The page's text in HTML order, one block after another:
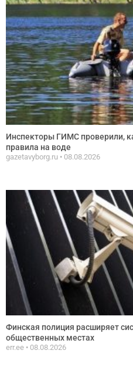
Инспекторы ГИМС проверили,
правила на воде
gazetavyborg.ru 08.08.2026
Финская полиция расширяет
общественных местах
err.ee 08.08.2026